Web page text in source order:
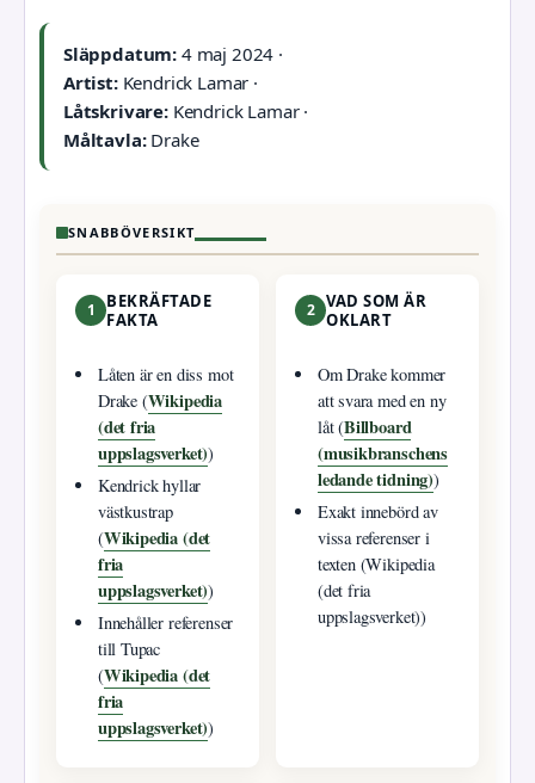
Släppdatum: 4 maj 2024 ·
Artist:Kendrick Lamar ·
Låtskrivare:Kendrick Lamar ·
Måltavla:Drake
SNABBÖVERSIKT
1
BEKRÄFTADE
FAKTA
Låten är en diss mot
Drake (Wikipedia
(det fria
uppslagsverket))
Kendrick hyllar
västkustrap
(Wikipedia (det
fria
uppslagsverket))
Innehåller referenser
till Tupac
(Wikipedia (det
fria
uppslagsverket))
2 VAD SOM ÄR
OKLART
Om Drake kommer
att svara med en ny
låt (Billboard
(musikbranschens
ledande tidning))
Exakt innebörd av
vissa referenser i
texten (Wikipedia
(det fria
uppslagsverket))